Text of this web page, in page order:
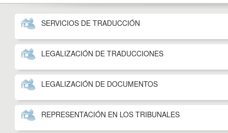
SERVICIOS DE TRADUCCIÓN
LEGALIZACIÓN DE TRADUCCIONES
LEGALIZACIÓN DE DOCUMENTOS
REPRESENTACIÓN EN LOS TRIBUNALES